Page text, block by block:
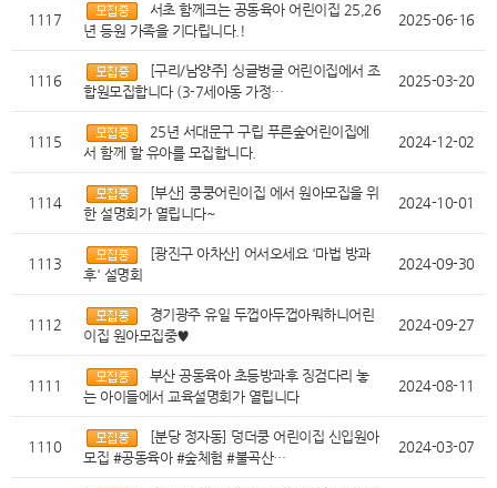
1117
서초 함께크는 공동육아 어린이집 25,26
년 등원 가족을 기다립니다.!
2025-06-16
1116
[구리/남양주] 싱글벙글 어린이집에서 조
합원모집합니다 (3-7세아동 가정…
2025-03-20
1115
25년 서대문구 구립 푸른숲어린이집에
서 함께 할 유아를 모집합니다.
2024-12-02
1114
[부산] 쿵쿵어린이집 에서 원아모집을 위
한 설명회가 열립니다~
2024-10-01
1113
[광진구 아차산] 어서오세요 '마법 방과
후' 설명회
2024-09-30
1112
경기광주 유일 두껍아두껍아뭐하니어린
이집 원아모집중♥
2024-09-27
1111
부산 공동육아 초등방과후 징검다리 놓
는 아이들에서 교육설명회가 열립니다
2024-08-11
1110
[분당 정자동] 덩더쿵 어린이집 신입원아
모집 #공동육아 #숲체험 #불곡산…
2024-03-07